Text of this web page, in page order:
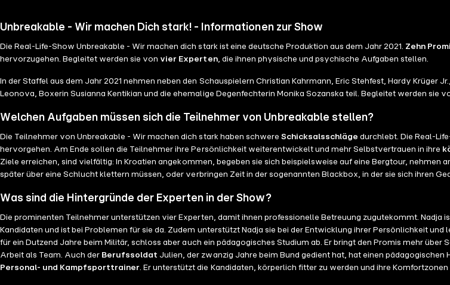
Unbreakable - Wir machen Dich stark! - Informationen zur Show
Die Real-Life-Show Unbreakable - Wir machen dich stark ist eine deutsche Produktion aus dem Jahr 2021. Zehn
hervorzugehen. Begleitet werden sie von vier Experten, die ihnen physische und psychische Aufgaben stellen.
In der Staffel aus dem Jahr 2021 nehmen neben den Schauspielern Christian Kahrmann, Eric Stehfest, Hardy Krüger
Leonova, Boxerin Susianna Kentikian und die ehemalige Degenfechterin Monika Sozanska teil. Begleitet werden sie
Welchen Aufgaben müssen sich die Teilnehmer von Unbreakable stellen?
Die Teilnehmer von Unbreakable - Wir machen dich stark haben schwere Schicksalsschläge durchlebt. Die Real-
hervorgehen. Am Ende sollen die Teilnehmer ihre Persönlichkeit weiterentwickelt und mehr Selbstvertrauen in ihre
Ziele erreichen, sind vielfältig: In Kroatien angekommen, begeben sie sich beispielsweise auf eine Bergtour,
später über eine Schlucht klettern müssen, oder verbringen Zeit in der sogenannten Blackbox, in der sie sich ihren
Was sind die Hintergründe der Experten in der Show?
Die prominenten Teilnehmer unterstützen vier Experten, damit ihnen professionelle Betreuung zugutekommt. Nadja
Kandidaten und ist bei Problemen für sie da. Zudem unterstützt Nadja sie bei der Entwicklung ihrer Persönlichkeit und
für ein Dutzend Jahre beim Militär, schloss aber auch ein pädagogisches Studium ab. Er bringt den Promis mehr
Arbeit als Team. Auch der Berufssoldat Julien, der zwanzig Jahre beim Bund gedient hat, hat einen
Personal- und Kampfsporttrainer. Er unterstützt die Kandidaten, körperlich fitter zu werden und ihre Komfortzonen